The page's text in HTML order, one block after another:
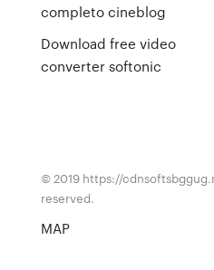
completo cineblog
Download free video
converter softonic
© 2019 https://
reserved.
MAP